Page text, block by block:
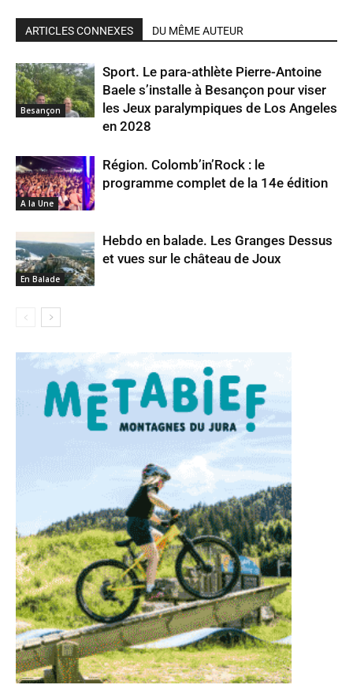
ARTICLES CONNEXES DU MÊME AUTEUR
Besançon
Sport. Le para-athlète Pierre-Antoine
Baele s’installe à Besançon pour viser
les Jeux paralympiques de Los Angeles
en 2028
A la Une
Région. Colomb’in’Rock : le
programme complet de la 14e édition
En Balade
Hebdo en balade. Les Granges Dessus
et vues sur le château de Joux